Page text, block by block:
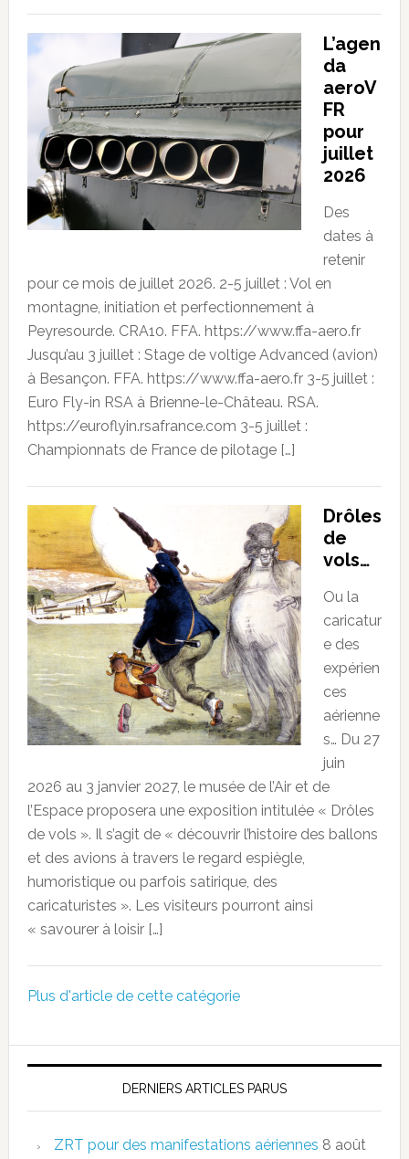
L’agen
da
aeroV
FR
pour
juillet
2026
Des
dates à
retenir
pour ce mois de juillet 2026. 2-5 juillet : Vol en
montagne, initiation et perfectionnement à
Peyresourde. CRA10. FFA. https://www.ffa-aero.fr
Jusqu’au 3 juillet : Stage de voltige Advanced (avion)
à Besançon. FFA. https://www.ffa-aero.fr 3-5 juillet :
Euro Fly-in RSA à Brienne-le-Château. RSA.
https://euroflyin.rsafrance.com 3-5 juillet :
Championnats de France de pilotage […]
Drôles
de
vols…
Ou la
caricatur
e des
expérien
ces
aérienne
s… Du 27
juin
2026 au 3 janvier 2027, le musée de l’Air et de
l’Espace proposera une exposition intitulée « Drôles
de vols ». Il s’agit de « découvrir l’histoire des ballons
et des avions à travers le regard espiègle,
humoristique ou parfois satirique, des
caricaturistes ». Les visiteurs pourront ainsi
« savourer à loisir […]
Plus d'article de cette catégorie
DERNIERS ARTICLES PARUS
ZRT pour des manifestations aériennes 8 août